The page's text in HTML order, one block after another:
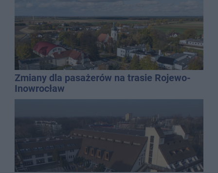
Zmiany dla pasażerów na trasie Rojewo-
Inowrocław